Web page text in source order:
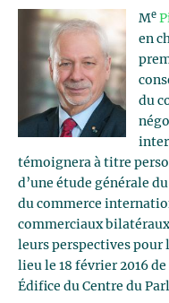
Me
en
du
témoignera à titre
d’une étude générale
du commerce
commerciaux
leurs perspectives pour
lieu le 18 février 2016 de
Édifice du Centre du